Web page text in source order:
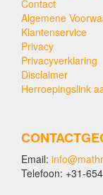
Contact
Algemene
Klantenservice
Privacy
Privacyverklaring
Disclaimer
Herroepingslink
Email:
Telefoon: +31-